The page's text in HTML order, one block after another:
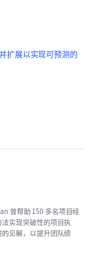
扩展以实现可预测的
曾帮助 150 多名项目经
实现突破性的项目执
见解，以提升团队绩